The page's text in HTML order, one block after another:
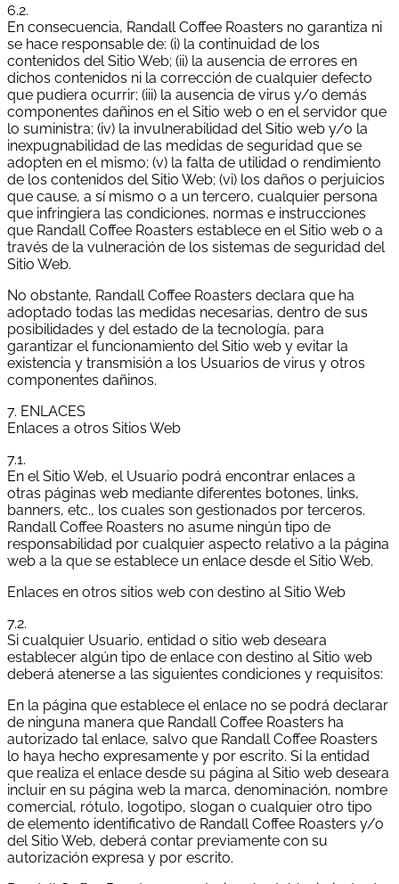
6.2.
En consecuencia, Randall Coffee Roasters no garantiza ni
se hace responsable de: (i) la continuidad de los
contenidos del Sitio Web; (ii) la ausencia de errores en
dichos contenidos ni la corrección de cualquier defecto
que pudiera ocurrir; (iii) la ausencia de virus y/o demás
componentes dañinos en el Sitio web o en el servidor que
lo suministra; (iv) la invulnerabilidad del Sitio web y/o la
inexpugnabilidad de las medidas de seguridad que se
adopten en el mismo; (v) la falta de utilidad o rendimiento
de los contenidos del Sitio Web; (vi) los daños o perjuicios
que cause, a sí mismo o a un tercero, cualquier persona
que infringiera las condiciones, normas e instrucciones
que Randall Coffee Roasters establece en el Sitio web o a
través de la vulneración de los sistemas de seguridad del
Sitio Web.
No obstante, Randall Coffee Roasters declara que ha
adoptado todas las medidas necesarias, dentro de sus
posibilidades y del estado de la tecnología, para
garantizar el funcionamiento del Sitio web y evitar la
existencia y transmisión a los Usuarios de virus y otros
componentes dañinos.
7. ENLACES
Enlaces a otros Sitios Web
7.1.
En el Sitio Web, el Usuario podrá encontrar enlaces a
otras páginas web mediante diferentes botones, links,
banners, etc., los cuales son gestionados por terceros.
Randall Coffee Roasters no asume ningún tipo de
responsabilidad por cualquier aspecto relativo a la página
web a la que se establece un enlace desde el Sitio Web.
Enlaces en otros sitios web con destino al Sitio Web
7.2.
Si cualquier Usuario, entidad o sitio web deseara
establecer algún tipo de enlace con destino al Sitio web
deberá atenerse a las siguientes condiciones y requisitos:
En la página que establece el enlace no se podrá declarar
de ninguna manera que Randall Coffee Roasters ha
autorizado tal enlace, salvo que Randall Coffee Roasters
lo haya hecho expresamente y por escrito. Si la entidad
que realiza el enlace desde su página al Sitio web deseara
incluir en su página web la marca, denominación, nombre
comercial, rótulo, logotipo, slogan o cualquier otro tipo
de elemento identificativo de Randall Coffee Roasters y/o
del Sitio Web, deberá contar previamente con su
autorización expresa y por escrito.